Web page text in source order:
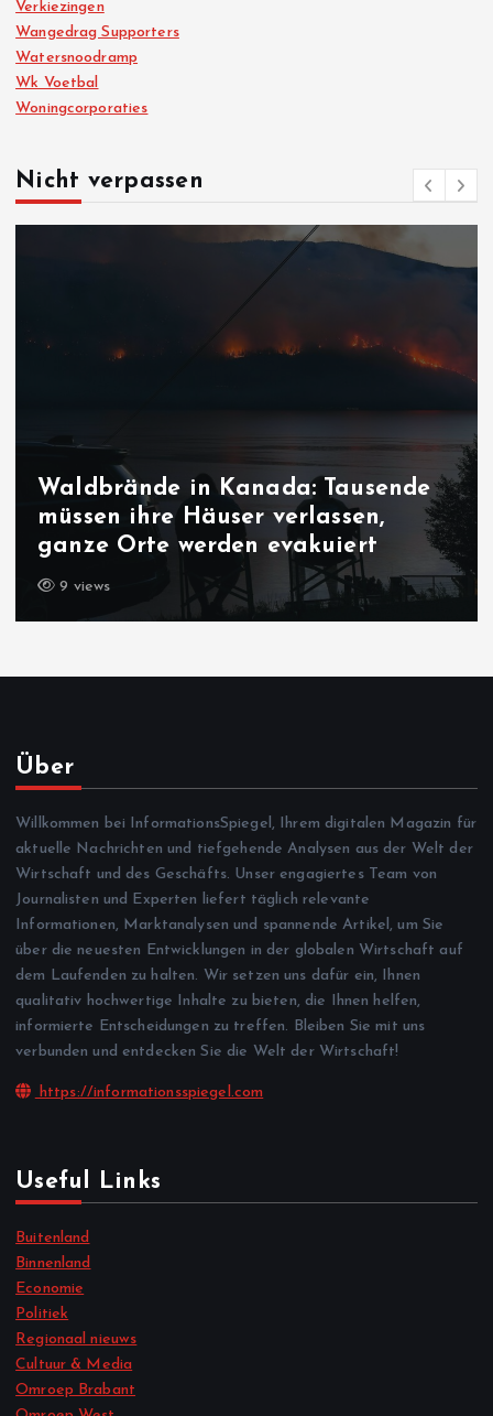
Verkiezingen
Wangedrag Supporters
Watersnoodramp
Wk Voetbal
Woningcorporaties
Nicht verpassen
Waldbrände in Kanada: Tausende
müssen ihre Häuser verlassen,
ganze Orte werden evakuiert
9 views
Über
Willkommen bei InformationsSpiegel, Ihrem digitalen Magazin für
aktuelle Nachrichten und tiefgehende Analysen aus der Welt der
Wirtschaft und des Geschäfts. Unser engagiertes Team von
Journalisten und Experten liefert täglich relevante
Informationen, Marktanalysen und spannende Artikel, um Sie
über die neuesten Entwicklungen in der globalen Wirtschaft auf
dem Laufenden zu halten. Wir setzen uns dafür ein, Ihnen
qualitativ hochwertige Inhalte zu bieten, die Ihnen helfen,
informierte Entscheidungen zu treffen. Bleiben Sie mit uns
verbunden und entdecken Sie die Welt der Wirtschaft!
https://informationsspiegel.com
Useful Links
Buitenland
Binnenland
Economie
Politiek
Regionaal nieuws
Cultuur & Media
Omroep Brabant